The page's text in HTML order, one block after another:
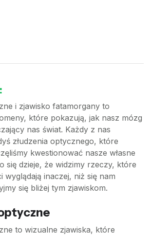
i zjawisko fatamorgany to
które pokazują, jak nasz mózg
nas świat. Każdy z nas
złudzenia optycznego, które
kwestionować nasze własne
się dzieje, że widzimy rzeczy, które
wyglądają inaczej, niż się nam
się bliżej tym zjawiskom.
to wizualne zjawiska, które